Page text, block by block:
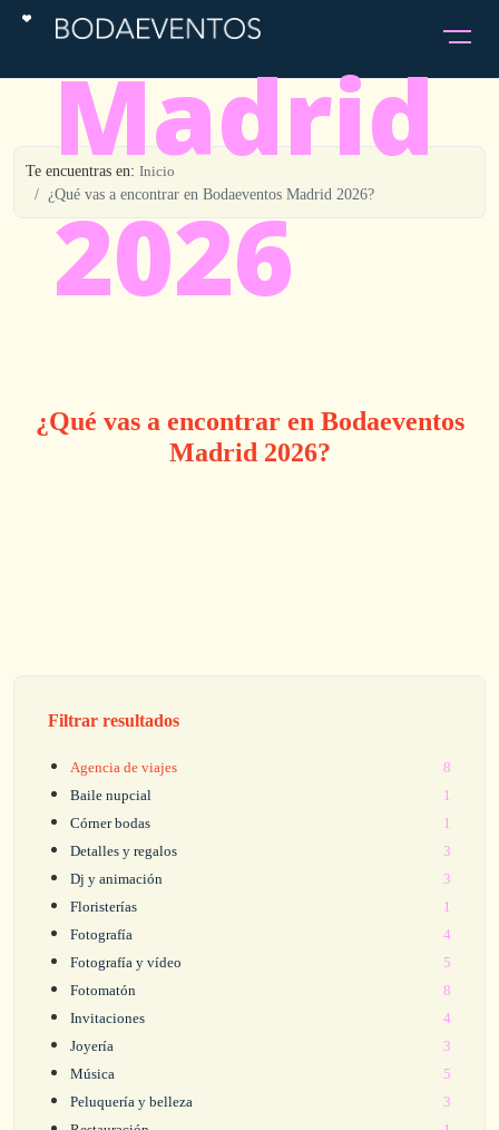
Madrid
2026
Te encuentras en: Inicio
¿Qué vas a encontrar en Bodaeventos Madrid 2026?
¿Qué vas a encontrar en Bodaeventos
Madrid 2026?
Filtrar resultados
Agencia de viajes
8
Baile nupcial
1
Córner bodas
1
Detalles y regalos
3
Dj y animación
3
Floristerías
1
Fotografía
4
Fotografía y vídeo
5
Fotomatón
8
Invitaciones
4
Joyería
3
Música
5
Peluquería y belleza
3